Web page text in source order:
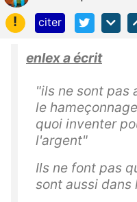
!
citer
enlex a écrit
"ils ne sont pas
le hameçonnage
quoi inventer
l'argent"
Ils ne font pas
sont aussi dans